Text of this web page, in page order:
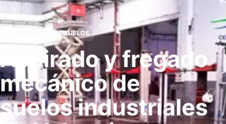
TRATAMIENTO DE SUELOS
Aspirado y fregado
mecánico de
suelos industriales